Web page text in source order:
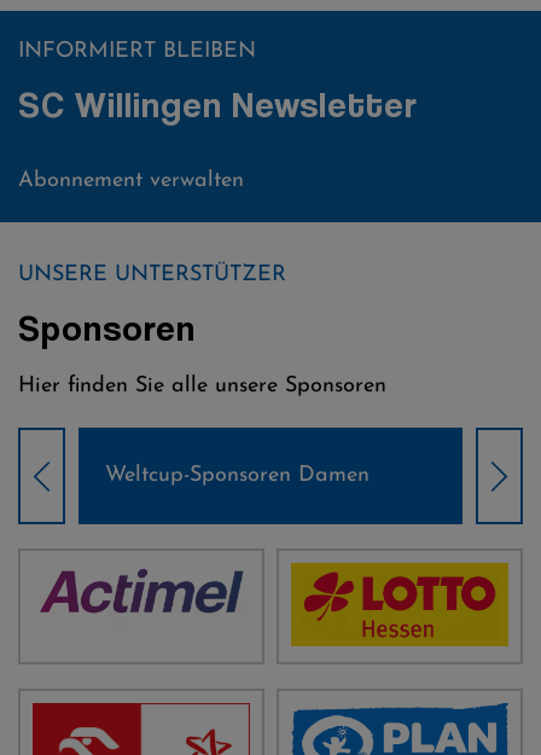
INFORMIERT BLEIBEN
SC Willingen Newsletter
Abonnement verwalten
UNSERE UNTERSTÜTZER
Sponsoren
Hier finden Sie alle unsere Sponsoren
Weltcup-Sponsoren Damen